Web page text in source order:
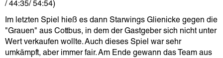
/ 44:35/ 54:54)
Im letzten Spiel hieß es dann Starwings Glienicke gegen die
"Grauen" aus Cottbus, in dem der Gastgeber sich nicht unter
Wert verkaufen wollte. Auch dieses Spiel war sehr
umkämpft, aber immer fair. Am Ende gewann das Team aus